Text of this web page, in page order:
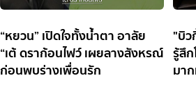
“หยวน” เปิดใจทั้งน้ำตา อาลัย
“เต้ ดราก้อนไฟว์ เผยลางสังหรณ์
ก่อนพบร่างเพื่อนรัก
"บิ
รู้สึ
มา